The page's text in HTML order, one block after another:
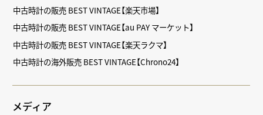
中古時計の販売 BEST VINTAGE【楽天市場】
中古時計の販売 BEST VINTAGE【au PAY マーケット】
中古時計の販売 BEST VINTAGE【楽天ラクマ】
中古時計の海外販売 BEST VINTAGE【Chrono24】
メディア